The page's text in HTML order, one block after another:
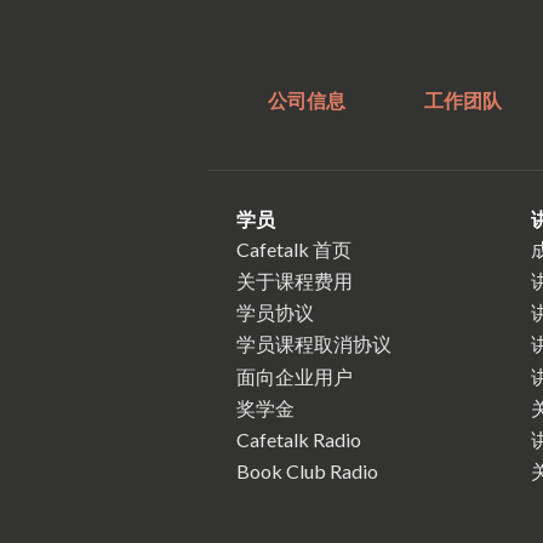
公司信息 工作团队
学员
Cafetalk 首页
关于课程费用
学员协议
学员课程取消协议
面向企业用户
奖学金
Cafetalk Radio
Book Club Radio